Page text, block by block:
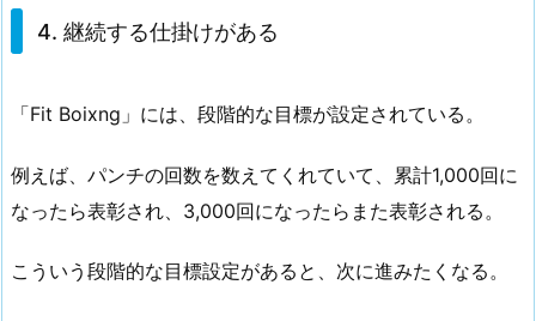
4. 継続する仕掛けがある
「Fit Boixng」には、段階的な目標が設定されている。
例えば、パンチの回数を数えてくれていて、累計1,000回に
なったら表彰され、3,000回になったらまた表彰される。
こういう段階的な目標設定があると、次に進みたくなる。